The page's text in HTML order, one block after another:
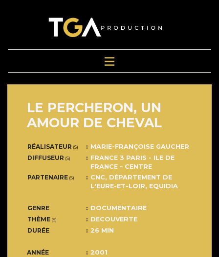
LE PERCHERON, UN
AMOUR DE CHEVAL
RÉALISATEUR (S)
MARIE-FRANÇOISE GAUCHER
DIFFUSEUR (S)
FRANCE 3 PARIS - ILE DE
FRANCE – CENTRE
PARTENAIRE (S)
CNC, DÉPARTEMENT DE
L'EURE-ET-LOIR, EQUIDIA
GENRE
DOCUMENTAIRE
THÈME (S)
DECOUVERTE
DURÉE
26 MIN
ANNÉE
2001